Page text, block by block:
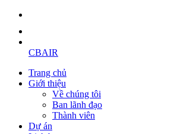
CBAIR
Trang chủ
Giới thiệu
Về chúng tôi
Ban lãnh đạo
Thành viên
Dự án